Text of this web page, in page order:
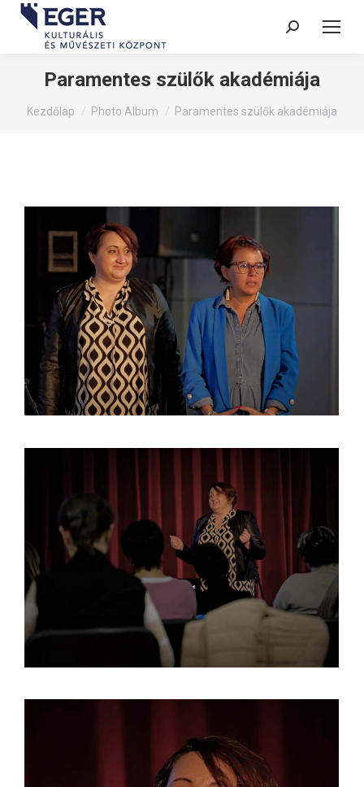
Search:
Paramentes szülők akadémiája
You are here:
Kezdőlap Photo Album Paramentes szülők akadémiája